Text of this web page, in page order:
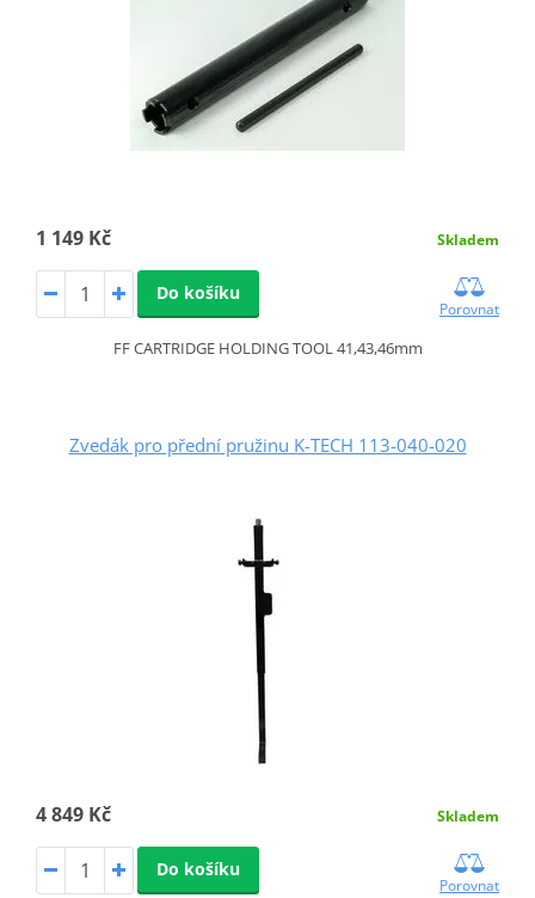
1 149 Kč Skladem
Do košíku
Porovnat
FF CARTRIDGE HOLDING TOOL 41,43,46mm
Zvedák pro přední pružinu K-TECH 113-040-020
4 849 Kč Skladem
Do košíku
Porovnat